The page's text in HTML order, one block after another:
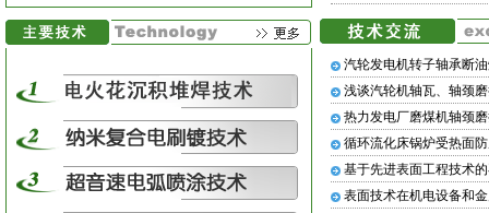
汽轮发电机转子轴承断
浅谈汽轮机轴瓦、轴颈
热力发电厂磨煤机轴颈
循环流化床锅炉受热面
基于先进表面工程技术
表面技术在机电设备和